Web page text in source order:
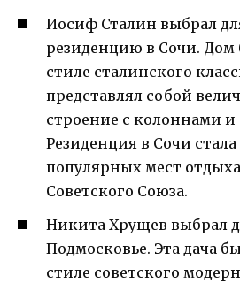
Иосиф Сталин выбрал
резиденцию в Сочи. Дом
стиле сталинского
представлял собой
строение с колоннами и
Резиденция в Сочи
популярных мест
Советского Союза.
Никита Хрущев выбрал
Подмосковье. Эта дача
стиле советского